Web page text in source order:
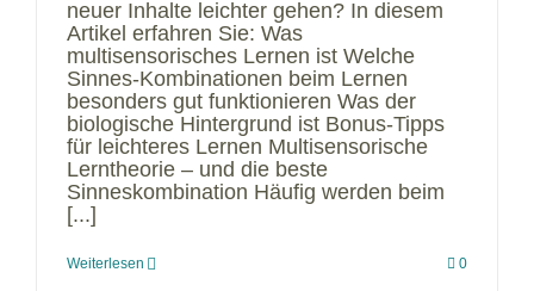
neuer Inhalte leichter gehen? In diesem
Artikel erfahren Sie: Was
multisensorisches Lernen ist Welche
Sinnes-Kombinationen beim Lernen
besonders gut funktionieren Was der
biologische Hintergrund ist Bonus-Tipps
für leichteres Lernen Multisensorische
Lerntheorie – und die beste
Sinneskombination Häufig werden beim
[...]
Weiterlesen 0